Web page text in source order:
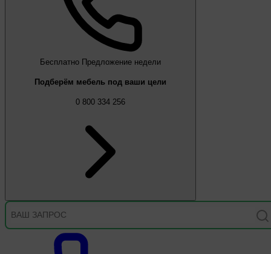
Бесплатно Предложение недели
Подберём мебель под ваши цели
0 800 334 256